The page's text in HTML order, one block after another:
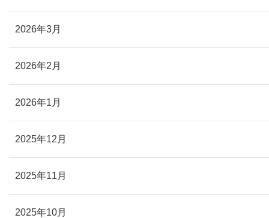
2026年3月
2026年2月
2026年1月
2025年12月
2025年11月
2025年10月